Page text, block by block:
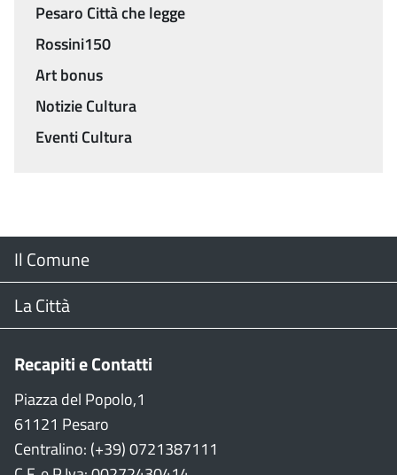
Pesaro Città che legge
Rossini150
Art bonus
Notizie Cultura
Eventi Cultura
Menu
Footer
Il Comune
Il Sindaco
Consiglio Comunale
CON
La Città
Stradario
WiFi
Recapiti e Contatti
Piazza del Popolo,1
61121 Pesaro
Centralino: (+39) 0721387111